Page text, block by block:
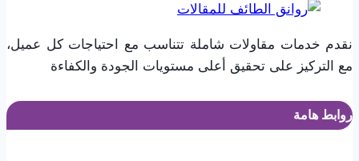
نقدم خدمات مقاولات شاملة تتناسب مع احتياجات كل عميل،
مع التركيز على تحقيق أعلى مستويات الجودة والكفاءة
روابط هامة